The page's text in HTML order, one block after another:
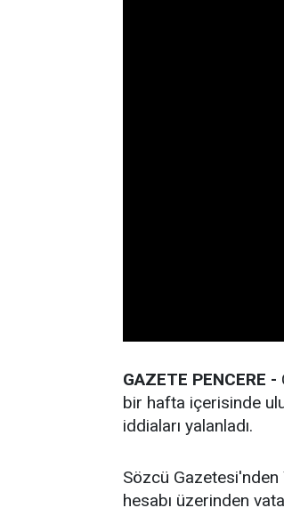
GAZETE PENCERE -
bir hafta içerisinde
iddiaları yalanladı.
Sözcü
hesabı üzerinden